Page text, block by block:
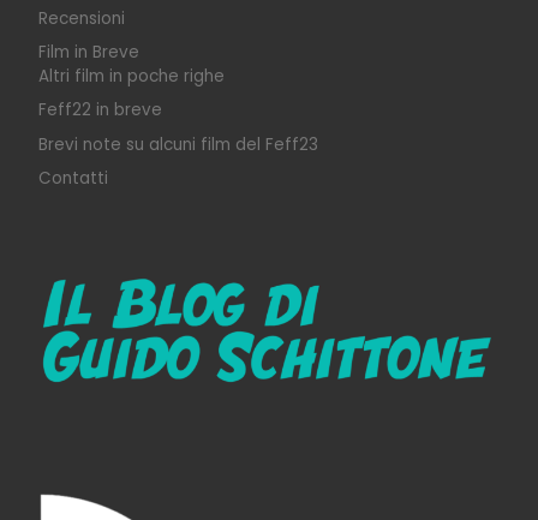
Recensioni
Film in Breve
Altri film in poche righe
Feff22 in breve
Brevi note su alcuni film del Feff23
Contatti